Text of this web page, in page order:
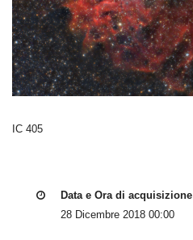
IC 405
Data e Ora di acquisizione
28 Dicembre 2018 00:00